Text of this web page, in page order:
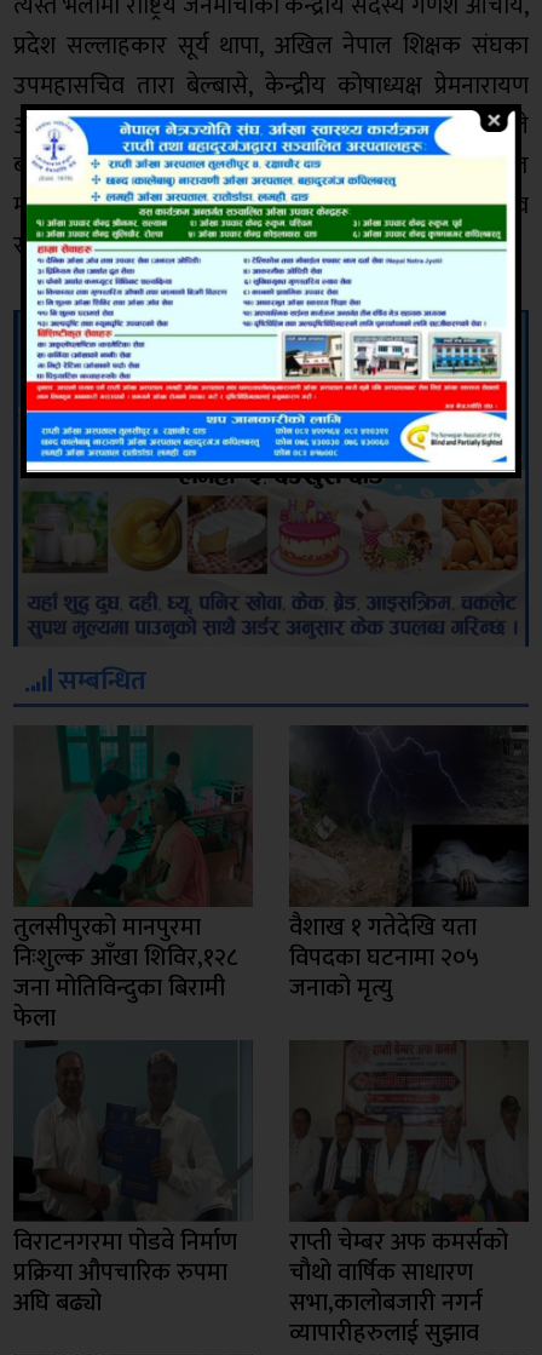
प्रदेश सल्लाहकार सूर्य थापा, अखिल नेपाल शिक्षक संघका
उपमहासचिव तारा बेल्बासे, केन्द्रीय कोषाध्यक्ष प्रेमनारायण
आचार्य, पूर्व केन्द्रीय सदस्य कपीलदेव खनाललगायतले
बोलनुभएको थियो । प्रदेश उपाध्यक्ष ईश्वरी आचार्यको स्वागत
मन्तव्यबाट शुरु भएको कार्यक्रमको सहजीकरण प्रदेश सचिव
रुमाल बस्यालले गर्नुभएको थियो ।
सम्बन्धित
तुलसीपुरको मानपुरमा
निःशुल्क आँखा शिविर,१२८
जना मोतिविन्दुका बिरामी
फेला
वैशाख १ गतेदेखि यता
विपदका घटनामा २०५
जनाको मृत्यु
विराटनगरमा पोडवे निर्माण
प्रक्रिया औपचारिक रुपमा
अघि बढ्यो
राप्ती चेम्बर अफ कमर्सको
चाैथो वार्षिक साधारण
सभा,कालोबजारी नगर्न
व्यापारीहरुलाई सुझाव